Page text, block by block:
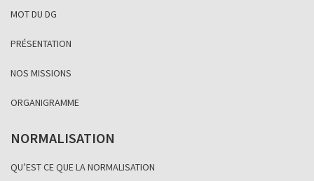
MOT DU DG
PRÉSENTATION
NOS MISSIONS
ORGANIGRAMME
NORMALISATION
QU’EST CE QUE LA NORMALISATION